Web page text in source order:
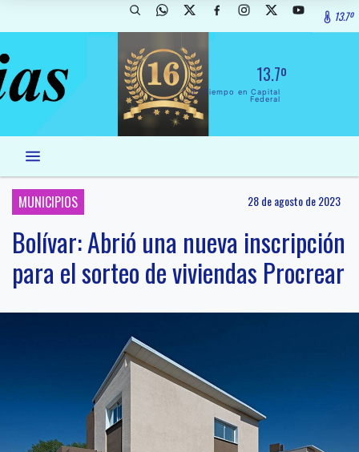
13.7º
13.7º
El Tiempo en Capital
Federal
MUNICIPIOS 28 de agosto de 2023
Bolívar: Abrió una nueva inscripción
para el sorteo de viviendas Procrear